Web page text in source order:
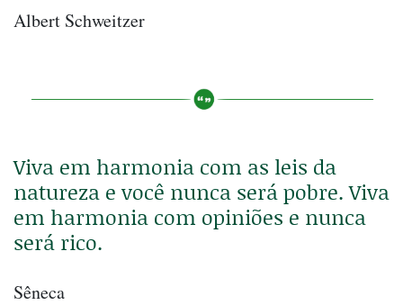
Albert Schweitzer
Viva em harmonia com as leis da
natureza e você nunca será pobre. Viva
em harmonia com opiniões e nunca
será rico.
Sêneca